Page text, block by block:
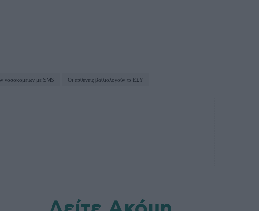
νοσοκομείων με SMS Οι ασθενείς βαθμολογούν το ΕΣΥ